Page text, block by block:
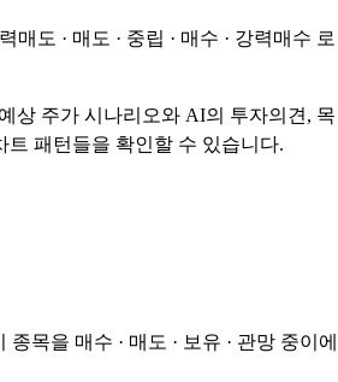
매도 · 매도 · 중립 · 매수 · 강력매수 로
상 주가 시나리오와 AI의 투자의견, 목
트 패턴들을 확인할 수 있습니다.
종목을 매수 · 매도 · 보유 · 관망 중이에